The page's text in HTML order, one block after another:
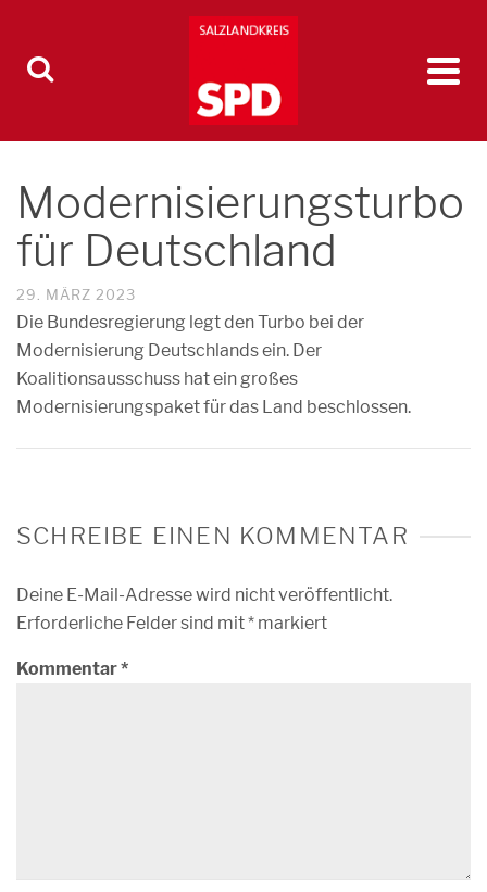
Modernisierungsturbo
für Deutschland
29. MÄRZ 2023
Die Bundesregierung legt den Turbo bei der
Modernisierung Deutschlands ein. Der
Koalitionsausschuss hat ein großes
Modernisierungspaket für das Land beschlossen.
SCHREIBE EINEN KOMMENTAR
Deine E-Mail-Adresse wird nicht veröffentlicht.
Erforderliche Felder sind mit* markiert
Kommentar*